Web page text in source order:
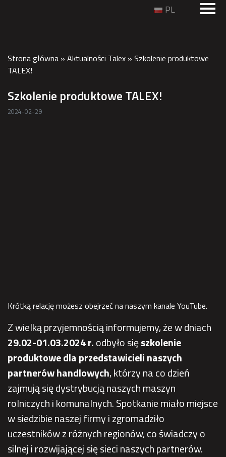
PL
Strona główna » Aktualności Talex » Szkolenie produktowe
TALEX!
Szkolenie produktowe TALEX!
2024-02-29
Krótką relację możesz obejrzeć na naszym kanale YouTube.
Z wielką przyjemnością informujemy, że w dniach
29.02-01.03.2024 r.odbyło sięszkolenie
produktowe dla przedstawicieli naszych
partnerów handlowych, którzy na co dzień
zajmują się dystrybucją naszych maszyn
rolniczych i komunalnych. Spotkanie miało miejsce
w siedzibie naszej firmy i zgromadziło
uczestników z różnych regionów, co świadczy o
silnej i rozwijającej się sieci naszych partnerów.